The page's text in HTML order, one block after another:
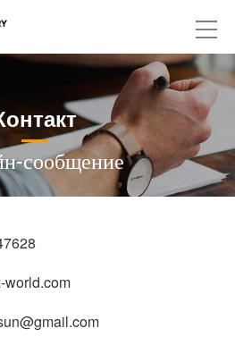
сообщение
world.com